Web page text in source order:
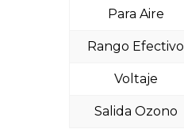
Para Aire
Rango Efectivo
Voltaje
Salida Ozono